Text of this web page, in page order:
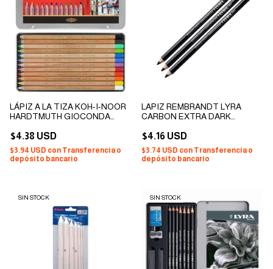
LÁPIZ A LA TIZA KOH-I-NOOR
HARDTMUTH GIOCONDA
$4.38 USD
$3.94 USD con Transferencia o
depósito bancario
LAPIZ REMBRANDT LYRA
CARBON EXTRA DARK
$4.16 USD
$3.74 USD con Transferencia o
depósito bancario
SIN STOCK SIN STOCK